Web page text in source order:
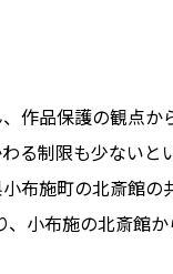
作品保護の観点
る制限も少ない
布施町の北斎館の
小布施の北斎館